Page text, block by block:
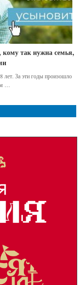
кому так нужна семья,
лет. За эти годы произошло
…